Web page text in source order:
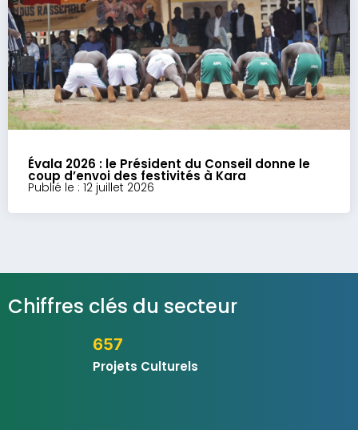
Évala 2026 : le Président du Conseil donne le
coup d’envoi des festivités à Kara
Publié le : 12 juillet 2026
Chiffres clés du secteur
657
Projets Culturels